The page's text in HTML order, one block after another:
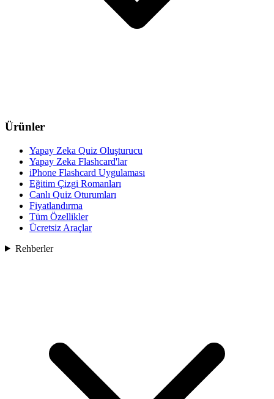
Ürünler
Yapay Zeka Quiz Oluşturucu
Yapay Zeka Flashcard'lar
iPhone Flashcard Uygulaması
Eğitim Çizgi Romanları
Canlı Quiz Oturumları
Fiyatlandırma
Tüm Özellikler
Ücretsiz Araçlar
Rehberler